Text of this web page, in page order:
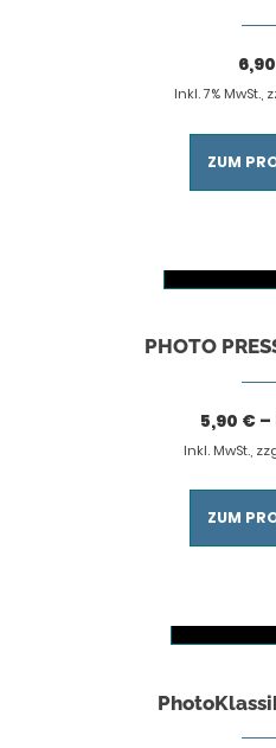
6,90
Inkl. 7% MwSt.,
ZUM
Dieses Produkt weist mehrere Varianten auf. Die Optionen können auf der Produktseite gewählt werden
PHOTO
5,90 €–
Inkl. MwSt.,
ZUM
Dieses Produkt weist mehrere Varianten auf. Die Optionen können auf der Produktseite gewählt werden